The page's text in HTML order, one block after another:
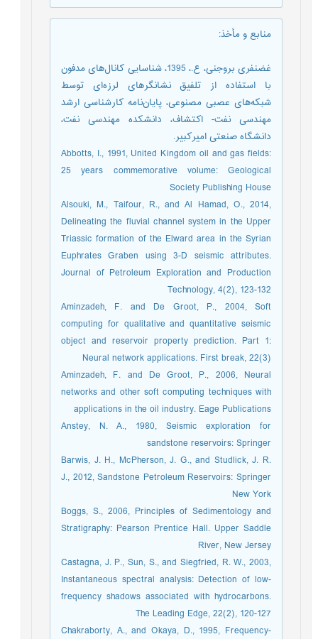
منابع و مأخذ:
غضنفری بروجنی، ع.، 1395، شناسایی کانال‌های مدفون
با استفاده از تلفیق نشانگرهای لرزه‌ای توسط
شبکه‌های عصبی مصنوعی، پایان‌نامه کارشناسی ارشد
مهندسی نفت- اکتشاف، دانشکده مهندسی نفت،
دانشگاه صنعتی امیرکبیر.
Abbotts, I., 1991, United Kingdom oil and gas fields:
25 years commemorative volume: Geological
Society Publishing House
Alsouki, M., Taifour, R., and Al Hamad, O., 2014,
Delineating the fluvial channel system in the Upper
Triassic formation of the Elward area in the Syrian
Euphrates Graben using 3-D seismic attributes.
Journal of Petroleum Exploration and Production
Technology, 4(2), 123-132
Aminzadeh, F. and De Groot, P., 2004, Soft
computing for qualitative and quantitative seismic
object and reservoir property prediction. Part 1:
Neural network applications. First break, 22(3)
Aminzadeh, F. and De Groot, P., 2006, Neural
networks and other soft computing techniques with
applications in the oil industry. Eage Publications
Anstey, N. A., 1980, Seismic exploration for
sandstone reservoirs: Springer
Barwis, J. H., McPherson, J. G., and Studlick, J. R.
J., 2012, Sandstone Petroleum Reservoirs: Springer
New York
Boggs, S., 2006, Principles of Sedimentology and
Stratigraphy: Pearson Prentice Hall. Upper Saddle
River, New Jersey
Castagna, J. P., Sun, S., and Siegfried, R. W., 2003,
Instantaneous spectral analysis: Detection of low-
frequency shadows associated with hydrocarbons.
The Leading Edge, 22(2), 120-127
Chakraborty, A., and Okaya, D., 1995, Frequency-